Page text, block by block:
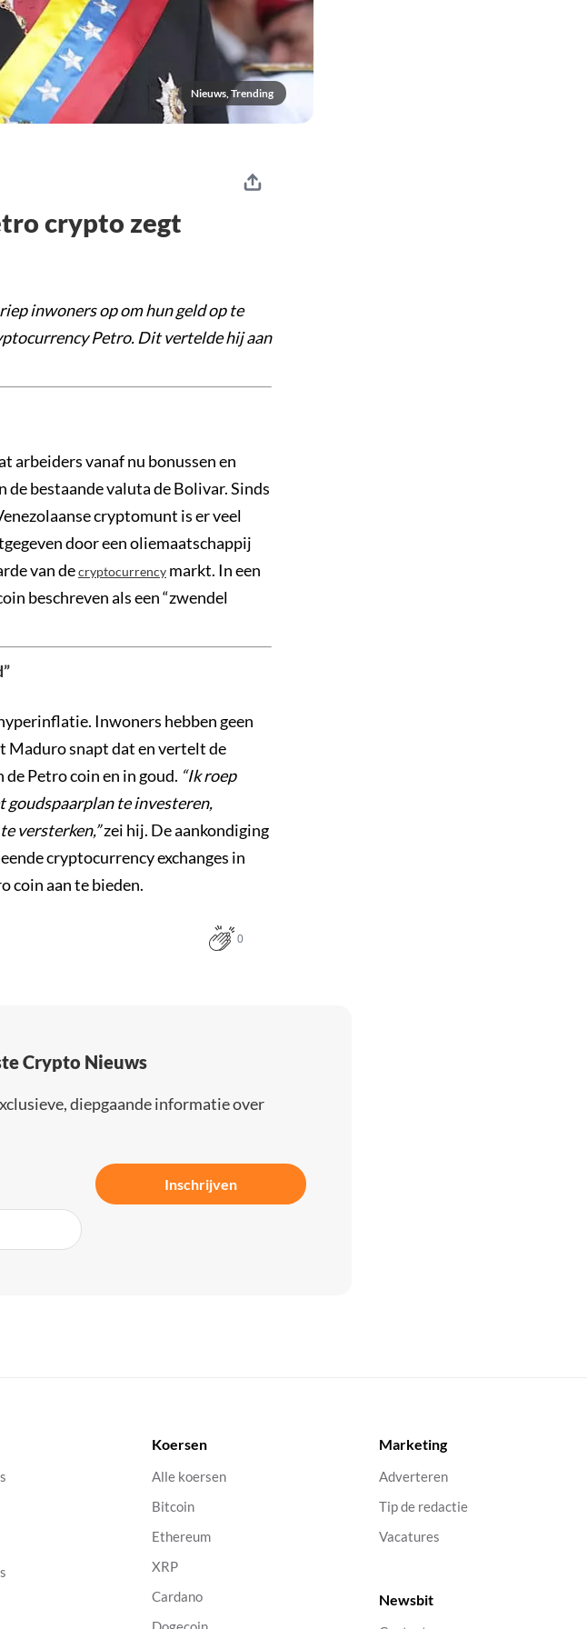
Nieuws, Trending
crypto zegt
inwoners op om hun geld op te
Petro. Dit vertelde hij aan
arbeiders vanaf nu bonussen en
bestaande valuta de Bolivar. Sinds
cryptomunt is er veel
door een oliemaatschappij
van decryptocurrency markt. In een
beschreven als een “zwendel
Inwoners hebben geen
Maduro snapt dat en vertelt de
Petro coin en in goud. “Ik roep
goudspaarplan te investeren,
versterken,”zei hij. De aankondiging
cryptocurrency exchanges in
coin aan te bieden.
0
Crypto Nieuws
diepgaande informatie over
Inschrijven
Koersen
Alle koersen
Bitcoin
Ethereum
XRP
Cardano
Marketing
Adverteren
Tip de redactie
Vacatures
Newsbit